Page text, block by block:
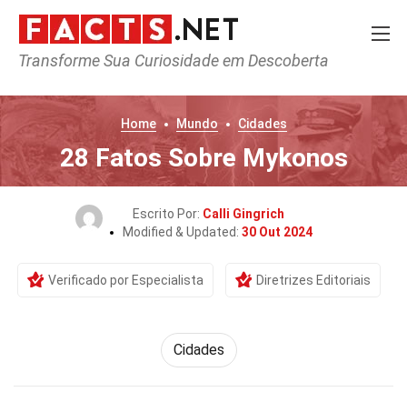
Transforme Sua Curiosidade em Descoberta
Home Mundo Cidades
28 Fatos Sobre Mykonos
Escrito Por: Calli Gingrich
Modified & Updated: 30 Out 2024
Verificado por Especialista Diretrizes Editoriais
Cidades